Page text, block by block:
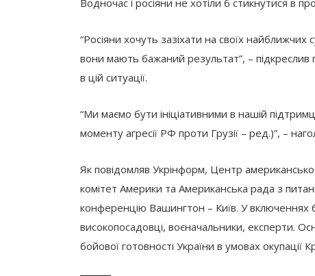
“Росіяни хочуть зазіхати на своїх найближчих
вони мають бажаний результат”, –
в цій ситуації.
“Ми маємо бути ініціативними в нашій
моменту агресії РФ проти Грузії – ред.)”, –
Як повідомляв Укрінформ, Центр
комітет Америки та Американська рада з
конференцію Вашингтон – Київ. У включеннях
високопосадовці, воєначальники, експерти.
бойової готовності України в умовах окупації